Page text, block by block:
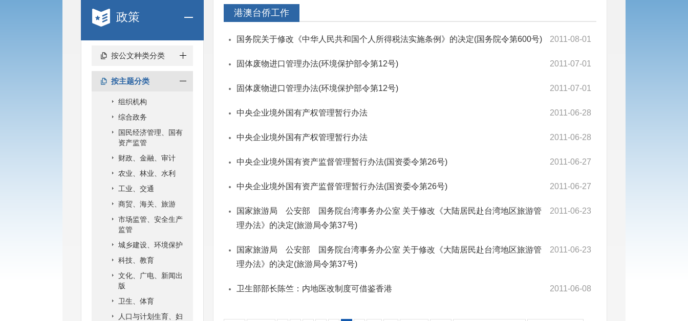
政策
按公文种类分类
按主题分类
组织机构
综合政务
国民经济管理、国有
资产监管
财政、金融、审计
农业、林业、水利
工业、交通
商贸、海关、旅游
市场监管、安全生产
监管
城乡建设、环境保护
科技、教育
文化、广电、新闻出
版
卫生、体育
人口与计划生育、妇
港澳台侨工作
2011-08-01
国务院关于修改《中华人民共和国个人所得税法实施条例》的决定(国务院令第600号)
2011-07-01
固体废物进口管理办法(环境保护部令第12号)
2011-07-01
固体废物进口管理办法(环境保护部令第12号)
2011-06-28
中央企业境外国有产权管理暂行办法
2011-06-28
中央企业境外国有产权管理暂行办法
2011-06-27
中央企业境外国有资产监督管理暂行办法(国资委令第26号)
2011-06-27
中央企业境外国有资产监督管理暂行办法(国资委令第26号)
2011-06-23
国家旅游局 公安部 国务院台湾事务办公室 关于修改《大陆居民赴台湾地区旅游管
理办法》的决定(旅游局令第37号)
2011-06-23
国家旅游局 公安部 国务院台湾事务办公室 关于修改《大陆居民赴台湾地区旅游管
理办法》的决定(旅游局令第37号)
2011-06-08
卫生部部长陈竺：内地医改制度可借鉴香港